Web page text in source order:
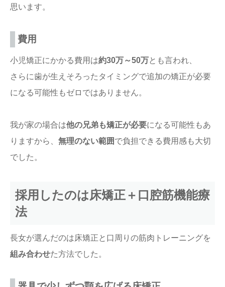
思います。
費用
小児矯正にかかる費用は約30万～50万とも言われ、
さらに歯が生えそろったタイミングで追加の矯正が必要
になる可能性もゼロではありません。
我が家の場合は他の兄弟も矯正が必要になる可能性もあ
りますから、 無理のない範囲で負担できる費用感も大切
でした。
採用したのは床矯正＋口腔筋機能療
法
長女が選んだのは床矯正と口周りの筋肉トレーニングを
組み合わせた方法でした。